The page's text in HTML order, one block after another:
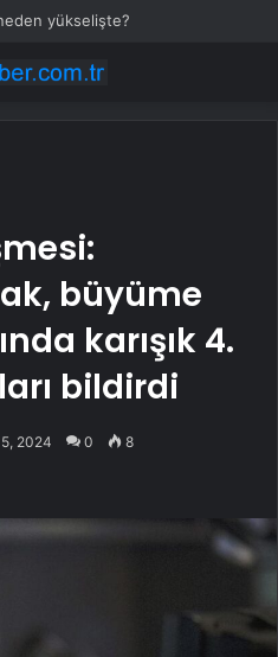
yükselişte?
büyüme
karışık 4.
bildirdi
2024 0 8